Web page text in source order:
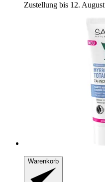
Zustellung bis 12. August
Warenkorb